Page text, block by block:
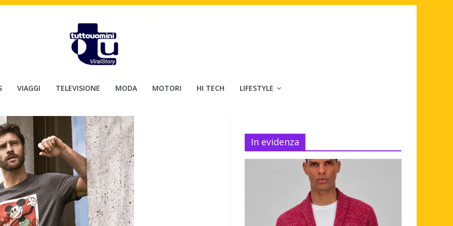
VIAGGI TELEVISIONE MODA MOTORI HI TECH LIFESTYLE
In evidenza